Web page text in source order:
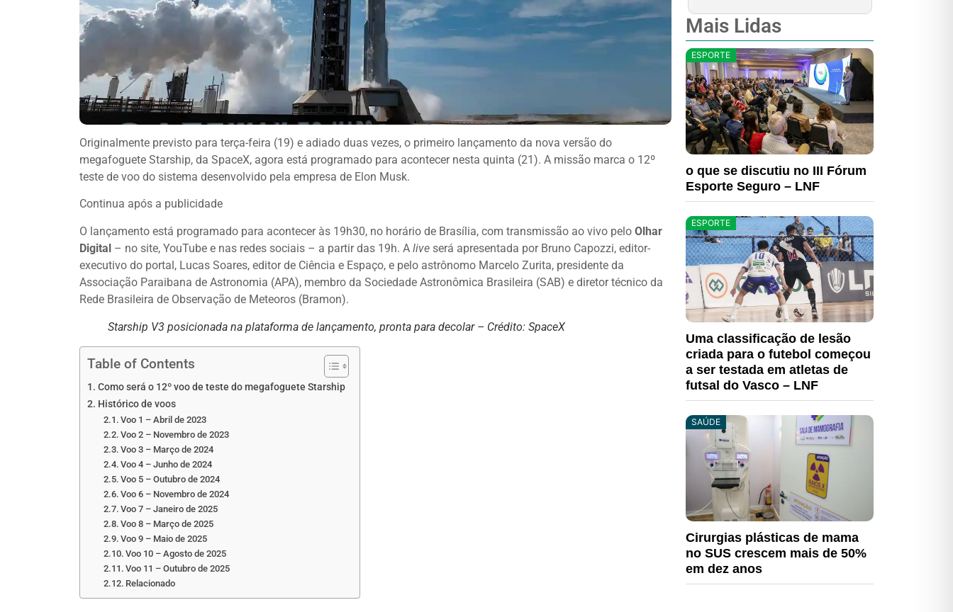
Originalmente previsto para terça-feira (19) e adiado duas vezes, o primeiro lançamento da nova versão do
megafoguete Starship, da SpaceX, agora está programado para acontecer nesta quinta (21). A missão marca o 12º
teste de voo do sistema desenvolvido pela empresa de Elon Musk.
Continua após a publicidade
O lançamento está programado para acontecer às 19h30, no horário de Brasília, com transmissão ao vivo pelo Olhar
Digital – no site, YouTube e nas redes sociais – a partir das 19h. A live será apresentada por Bruno Capozzi, editor-
executivo do portal, Lucas Soares, editor de Ciência e Espaço, e pelo astrônomo Marcelo Zurita, presidente da
Associação Paraibana de Astronomia (APA), membro da Sociedade Astronômica Brasileira (SAB) e diretor técnico da
Rede Brasileira de Observação de Meteoros (Bramon).
Starship V3 posicionada na plataforma de lançamento, pronta para decolar – Crédito: SpaceX
Table of Contents
Como será o 12º voo de teste do megafoguete Starship
Histórico de voos
Voo 1 – Abril de 2023
Voo 2 – Novembro de 2023
Voo 3 – Março de 2024
Voo 4 – Junho de 2024
Voo 5 – Outubro de 2024
Voo 6 – Novembro de 2024
Voo 7 – Janeiro de 2025
Voo 8 – Março de 2025
Voo 9 – Maio de 2025
Voo 10 – Agosto de 2025
Voo 11 – Outubro de 2025
Relacionado
Mais Lidas
ESPORTE
o que se discutiu no III Fórum
Esporte Seguro – LNF
ESPORTE
Uma classificação de lesão
criada para o futebol começou
a ser testada em atletas de
futsal do Vasco – LNF
SAÚDE
Cirurgias plásticas de mama
no SUS crescem mais de 50%
em dez anos